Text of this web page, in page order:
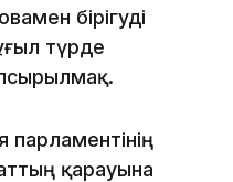
бірігуді
түрде
қарауына